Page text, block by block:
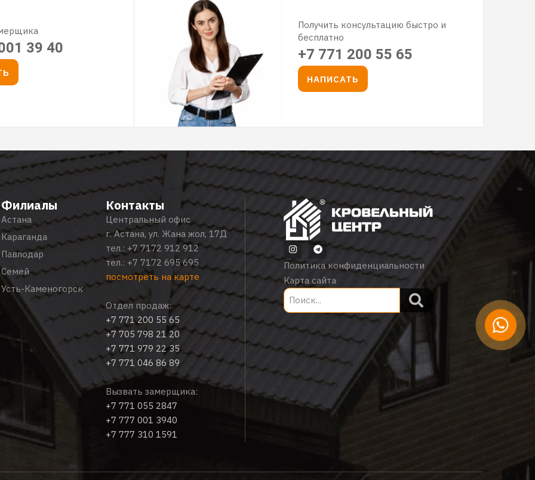
39 40
Получить консультацию быстро и
бесплатно
+7 771 200 55 65
НАПИСАТЬ
Филиалы
Астана
Караганда
Павлодар
Семей
Усть-Каменогорск
Контакты
Центральный офис
г. Астана, ул. Жана жол, 17Д
тел.: +7 7172 912 912
тел.: +7 7172 695 695
посмотреть на карте
Отдел продаж:
+7 771 200 55 65
+7 705 798 21 20
+7 771 979 22 35
+7 771 046 86 89
Вызвать замерщика:
+7 771 055 2847
+7 777 001 3940
+7 777 310 1591
Политика конфиденциальности
Карта сайта